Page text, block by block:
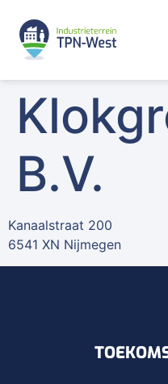
B.V.
Kanaalstraat 200
6541 XN Nijmegen